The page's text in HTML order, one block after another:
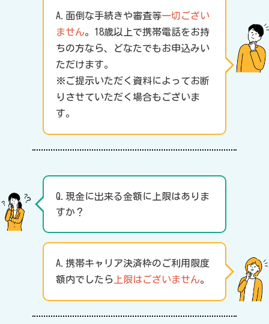
A.面倒な手続きや審査等一切ござい
ません。18歳以上で携帯電話をお持
ちの方なら、どなたでもお申込みい
ただけます。
※ご提示いただく資料によってお断
りさせていただく場合もございま
す。
Q.現金に出来る金額に上限はありま
すか？
A.携帯キャリア決済枠のご利用限度
額内でしたら 上限はございません。